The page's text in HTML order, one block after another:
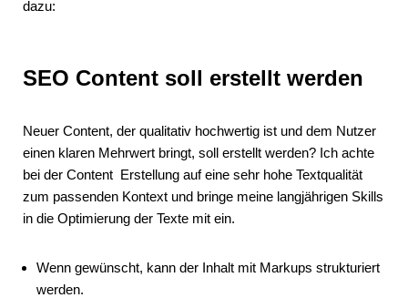
dazu:
SEO Content soll erstellt werden
Neuer Content, der qualitativ hochwertig ist und dem Nutzer
einen klaren Mehrwert bringt, soll erstellt werden? Ich achte
bei der Content Erstellung auf eine sehr hohe Textqualität
zum passenden Kontext und bringe meine langjährigen Skills
in die Optimierung der Texte mit ein.
Wenn gewünscht, kann der Inhalt mit Markups strukturiert
werden.